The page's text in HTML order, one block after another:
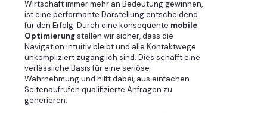
Wirtschaft immer mehr an Bedeutung gewinnen,
ist eine performante Darstellung entscheidend
für den Erfolg. Durch eine konsequente mobile
Optimierungstellen wir sicher, dass die
Navigation intuitiv bleibt und alle Kontaktwege
unkompliziert zugänglich sind. Dies schafft eine
verlässliche Basis für eine seriöse
Wahrnehmung und hilft dabei, aus einfachen
Seitenaufrufen qualifizierte Anfragen zu
generieren.